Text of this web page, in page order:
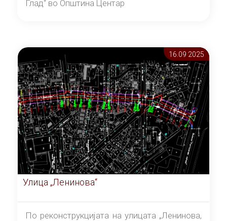
Глад“ во Општина Центар
16.09 2025
Улица „Ленинова“
По реконструкцијата на улицата „Ленинова,